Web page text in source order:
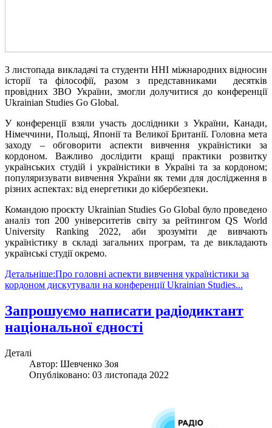
3 листопада викладачі та студенти ННІ міжнародних відносин
історії та філософії, разом з представниками десятків
провідних ЗВО України, змогли долучитися до конференції
Ukrainian Studies Go Global.
У конференції взяли участь дослідники з України, Канади,
Німеччини, Польщі, Японії та Великої Британії. Головна мета
заходу – обговорити аспекти вивчення україністики за
кордоном. Важливо дослідити кращі практики розвитку
українських студій і україністики в Україні та за кордоном;
популяризувати вивчення України як теми для дослідження в
різних аспектах: від енергетики до кібербезпеки.
Командою проєкту Ukrainian Studies Go Global було проведено
аналіз топ 200 університетів світу за рейтингом QS World
University Ranking 2022, аби зрозуміти де вивчають
україністику в складі загальних програм, та де викладають
українські студії окремо.
Детальніше:Про головні аспекти вивчення україністики за
кордоном дискутували на конференції Ukrainian Studies...
Запрошуємо написати радіодиктант
національної єдності
Деталі
Автор: Шевченко Зоя
Опубліковано: 03 листопада 2022